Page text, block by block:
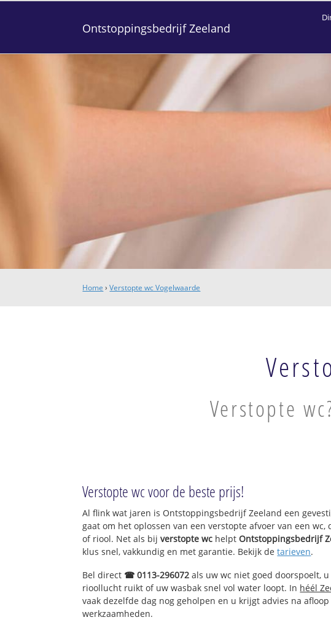
Ontstoppingsbedrijf Zeeland
Home ›Verstopte wc Vogelwaarde
Verstopte
Verstopte wc voor de beste prijs!
Al flink wat jaren is Ontstoppingsbedrijf Zeeland een
gaat om het oplossen van een verstopte afvoer van een wc,
of riool. Net als bijverstopte wc helptOntstoppingsbedrijf
klus snel, vakkundig en met garantie. Bekijk detarieven.
Bel direct ☎ 0113-296072 als uw wc niet goed doorspoelt, u
rioollucht ruikt of uw wasbak snel vol water loopt. In héél
vaak dezelfde dag nog geholpen en u krijgt advies na afloop
werkzaamheden.